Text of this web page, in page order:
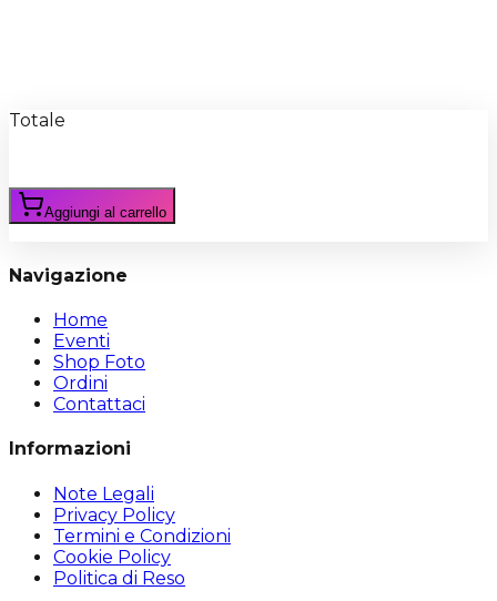
Totale
Aggiungi al carrello
Navigazione
Home
Eventi
Shop Foto
Ordini
Contattaci
Informazioni
Note Legali
Privacy Policy
Termini e Condizioni
Cookie Policy
Politica di Reso